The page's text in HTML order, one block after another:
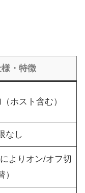
・特徴
ホスト含む）
なし
よりオン/オフ切
）